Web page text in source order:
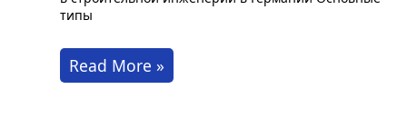
типы
Стать
инженером-
Read More »